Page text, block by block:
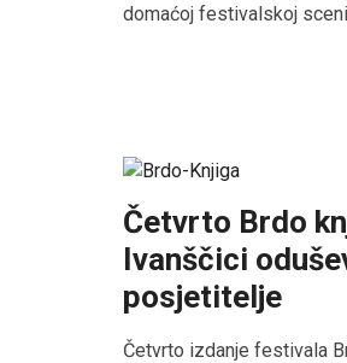
domaćoj festivalskoj
Četvrto Brdo
Ivanščici
posjetitelje
Četvrto izdanje festivala